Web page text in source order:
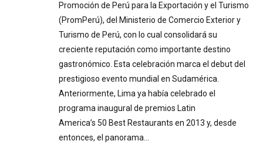
Promoción de Perú para la Exportación y el Turismo
(PromPerú), del Ministerio de Comercio Exterior y
Turismo de Perú, con lo cual consolidará su
creciente reputación como importante destino
gastronómico. Esta celebración marca el debut del
prestigioso evento mundial en Sudamérica.
Anteriormente, Lima ya había celebrado el
programa inaugural de premios Latin
America’s 50 Best Restaurants en 2013 y, desde
entonces, el panorama…